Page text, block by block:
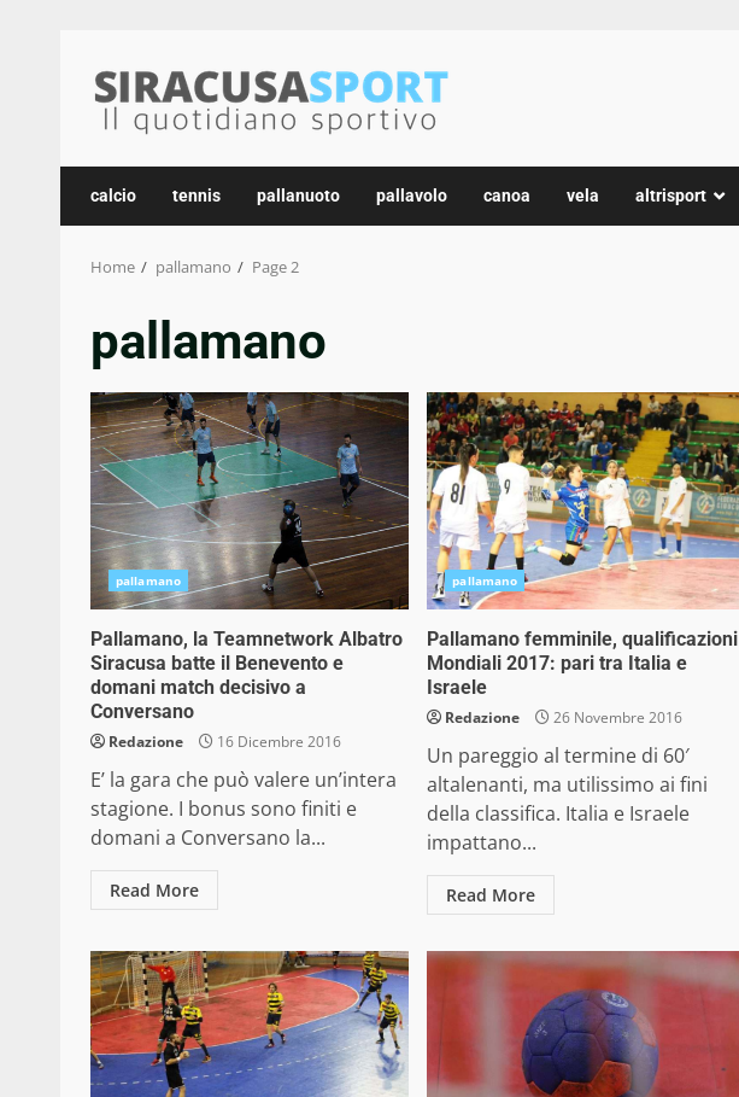
content
calcio tennis pallanuoto pallavolo canoa vela altrisport
Home pallamano Page 2
pallamano
pallamano
Pallamano, la Teamnetwork Albatro
Siracusa batte il Benevento e
domani match decisivo a
Conversano
Redazione 16 Dicembre 2016
E’ la gara che può valere un’intera
stagione. I bonus sono finiti e
domani a Conversano la...
Read More
pallamano
Pallamano femminile, qualificazioni
Mondiali 2017: pari tra Italia e
Israele
Redazione 26 Novembre 2016
Un pareggio al termine di 60′
altalenanti, ma utilissimo ai fini
della classifica. Italia e Israele
impattano...
Read More